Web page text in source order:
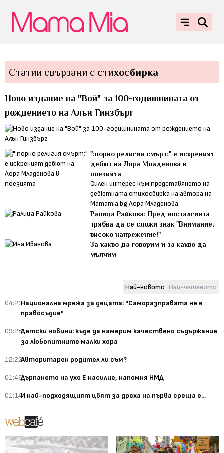
Статии свързани с стихосбирка
Ново издание на "Вой" за 100-годишнината от
рождението на Алън Гинзбърг
":порно религия смърт:" е искреният
дебют на Лора Младенова в
поезията
Силен интерес към представянето на
дебютната стихосбирка на автора на
Mamamia.bg Лора Младенова
Ралица Райкова: Пред носталгията
трябва да се сложи знак "Внимание,
високо напрежение!"
За какво да говорим и за какво да
мълчим
Най-новото Най-четеното
04:29Национална мрежа за децата: "Саморазправата не е
правосъдие"
09:28Детски новини: къде да намерим качествено съдържание
за любопитните малки хора
12:22Авторитарен родител ли съм?
01:46Дърпането на ухо Е насилие, напомня НМД
01:14И най-подходящият цвят за дреха на първа среща е...